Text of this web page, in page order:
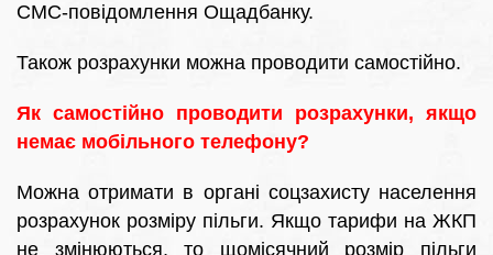
СМС-повідомлення Ощадбанку.
Також розрахунки можна проводити самостійно.
Як самостійно проводити розрахунки, якщо
немає мобільного телефону?
Можна отримати в органі соцзахисту населення
розрахунок розміру пільги. Якщо тарифи на ЖКП
не змінюються, то щомісячний розмір пільги